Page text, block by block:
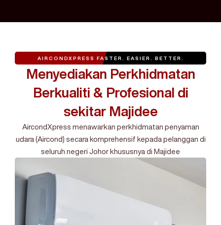
AIRCONDXPRESS FASTER. EASIER. BETTER.
Menyediakan Perkhidmatan
Berkualiti & Profesional di
sekitar Majidee
AircondXpress menawarkan perkhidmatan penyaman
udara (Aircond) secara komprehensif kepada pelanggan di
seluruh negeri Johor khususnya di Majidee